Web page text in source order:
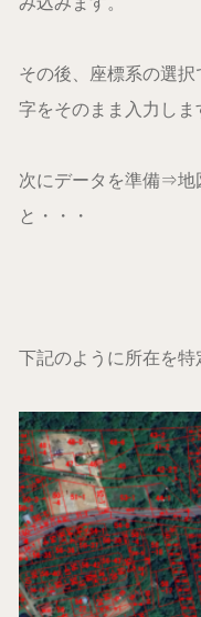
その後、座標系の選択
字をそのまま入力しま
次にデータを準備⇒地
と・・・
下記のように所在を特